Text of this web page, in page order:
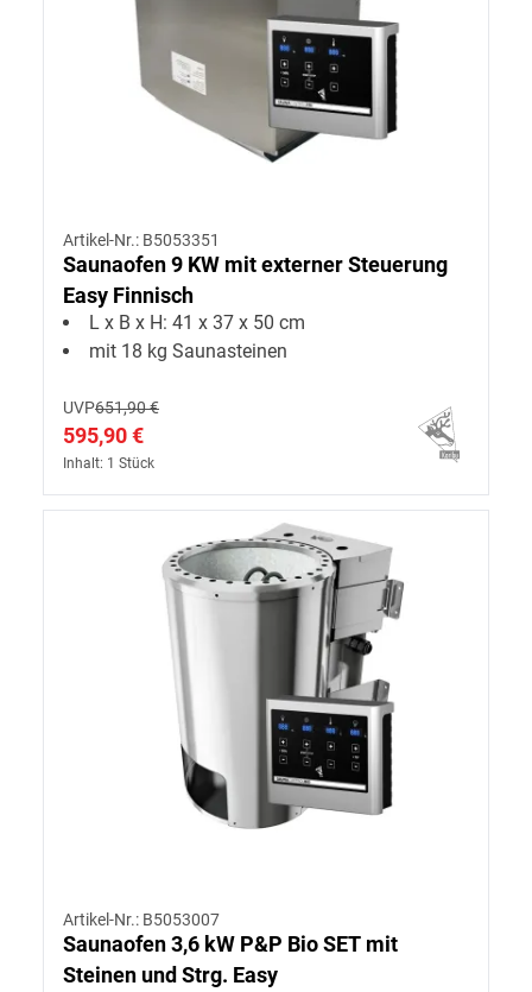
Artikel-Nr.: B5053351
Saunaofen 9 KW mit externer Steuerung
Easy Finnisch
L x B x H: 41 x 37 x 50 cm
mit 18 kg Saunasteinen
UVP651,90 €
595,90 €
Inhalt: 1 Stück
Artikel-Nr.: B5053007
Saunaofen 3,6 kW P&P Bio SET mit
Steinen und Strg. Easy